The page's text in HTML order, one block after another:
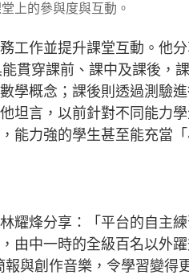
上的參與度與互動。
工作並提升課堂互動。他
貫穿課前、課中及課後，
學概念；課後則透過測驗
坦言，以前針對不同能力
能力強的學生甚至能充當
耀烽分享：「平台的自主
由中一時的全級百名以外
與創作音樂，令學習變得